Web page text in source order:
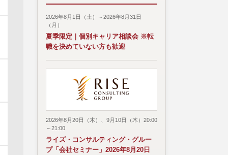
2026年8月1日（土）～2026年8月31日
（月）
夏季限定｜個別キャリア相談会 ※転
職を決めていない方も歓迎
2026年8月20日（木）、9月10日（木）20:00
～21:00
ライズ・コンサルティング・グルー
プ「会社セミナー」2026年8月20日